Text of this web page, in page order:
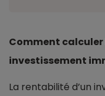
Comment
investissement
La rentabilité d’un